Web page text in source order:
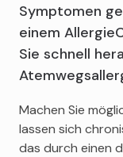
Symptomen
einem
Sie schnell
Machen Sie
lassen sich
das durch einen